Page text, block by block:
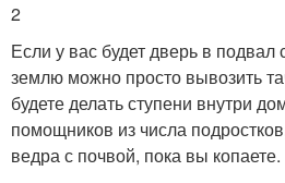
Традиционные погреба
2
Если у вас будет дверь в
землю можно просто вывозить
будете делать ступени внутри
помощников из числа
ведра с почвой, пока вы копаете.